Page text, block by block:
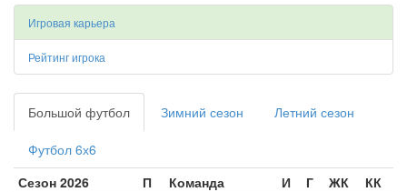
Игровая карьера
Рейтинг игрока
Большой футбол Зимний сезон Летний сезон
Футбол 6х6
Сезон 2026
П Команда И Г ЖК
КК